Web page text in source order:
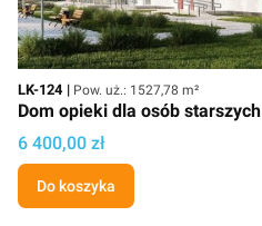
Kod
LK-124 Powierzchnia użytkowa
Pow. uż.: 1527,78 m²
Dom opieki dla osób starszych
Cena projektu
6 400,00 zł
Do koszyka